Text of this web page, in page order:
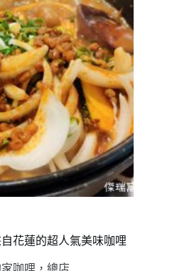
花蓮的超人氣美味咖哩
家咖哩，總店…